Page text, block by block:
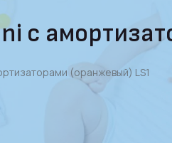
с
(оранжевый) LS1